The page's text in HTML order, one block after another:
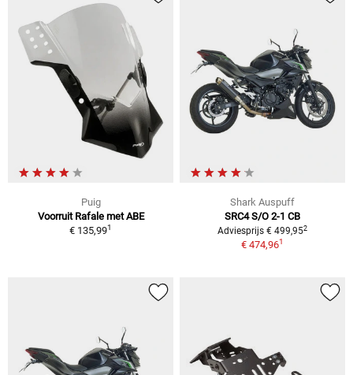
Puig
Voorruit Rafale met ABE
€ 135,991
Shark Auspuff
SRC4 S/O 2-1 CB
Adviesprijs € 499,952
€ 474,961